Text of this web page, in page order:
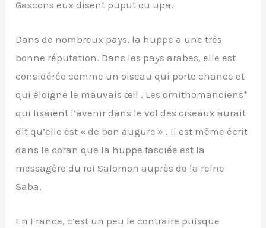
Gascons eux disent puput ou upa.
Dans de nombreux pays, la huppe a une très
bonne réputation. Dans les pays arabes, elle est
considérée comme un oiseau qui porte chance et
qui éloigne le mauvais œil . Les ornithomanciens*
qui lisaient l’avenir dans le vol des oiseaux aurait
dit qu’elle est « de bon augure » . Il est même écrit
dans le coran que la huppe fasciée est la
messagère du roi Salomon auprès de la reine
Saba.
En France, c’est un peu le contraire puisque